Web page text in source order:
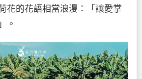
花的花語相當浪漫：「讓愛掌
。